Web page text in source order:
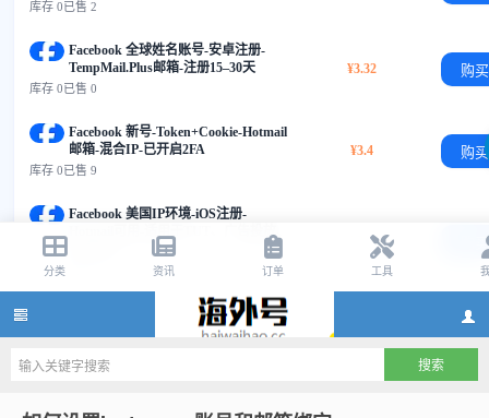
instagram账号购买2元,instagram账号批发2